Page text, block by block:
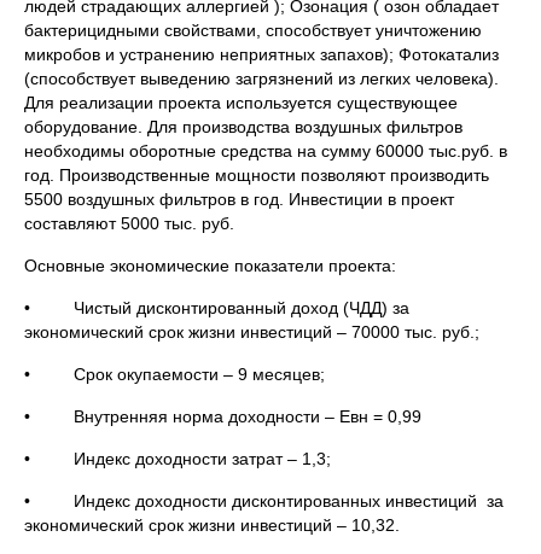
людей страдающих аллергией ); Озонация ( озон обладает
бактерицидными свойствами, способствует уничтожению
микробов и устранению неприятных запахов); Фотокатализ
(способствует выведению загрязнений из легких человека).
Для реализации проекта используется существующее
оборудование. Для производства воздушных фильтров
необходимы оборотные средства на сумму 60000 тыс.руб. в
год. Производственные мощности позволяют производить
5500 воздушных фильтров в год. Инвестиции в проект
составляют 5000 тыс. руб.
Основные экономические показатели проекта:
• Чистый дисконтированный доход (ЧДД) за
экономический срок жизни инвестиций – 70000 тыс. руб.;
• Срок окупаемости – 9 месяцев;
• Внутренняя норма доходности – Евн = 0,99
• Индекс доходности затрат – 1,3;
• Индекс доходности дисконтированных инвестиций за
экономический срок жизни инвестиций – 10,32.